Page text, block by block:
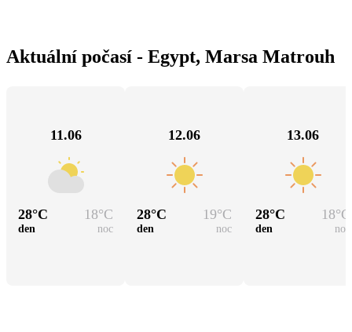
Aktuální počasí - Egypt, Marsa Matrouh
11.06
28°C 18°C
den noc
12.06
28°C 19°C
den noc
13.06
28°C 18°C
den noc